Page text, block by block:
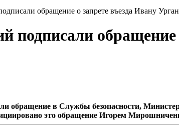
обращение о запрете въезда Ивану
подписали
обращение в Службы безопасности,
это обращение Игорем